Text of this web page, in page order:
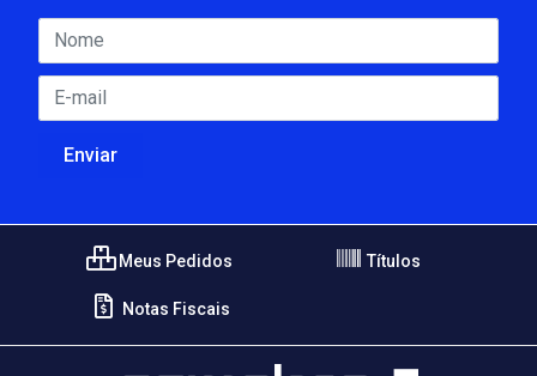
Meus Pedidos Títulos
Notas Fiscais